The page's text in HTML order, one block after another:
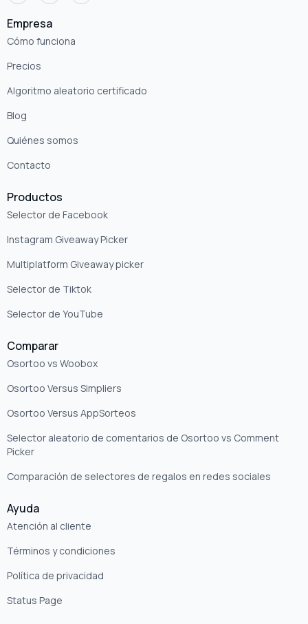
Empresa
Cómo funciona
Precios
Algoritmo aleatorio certificado
Blog
Quiénes somos
Contacto
Productos
Selector de Facebook
Instagram Giveaway Picker
Multiplatform Giveaway picker
Selector de Tiktok
Selector de YouTube
Comparar
Osortoo vs Woobox
Osortoo Versus Simpliers
Osortoo Versus AppSorteos
Selector aleatorio de comentarios de Osortoo vs Comment
Picker
Comparación de selectores de regalos en redes sociales
Ayuda
Atención al cliente
Términos y condiciones
Política de privacidad
Status Page